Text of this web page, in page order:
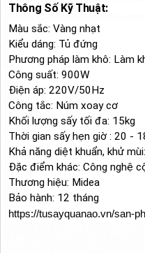
Thông Số Kỹ Thuật:
Màu sắc: Vàng nhạt
Kiểu dáng: Tủ đứng
Phương pháp làm khô: Làm
Công suất: 900W
Điện áp: 220V/50Hz
Công tắc: Núm xoay cơ
Khối lượng sấy tối đa: 15kg
Thời gian sấy hẹn giờ : 20 -
Khả năng diệt khuẩn, khử
Đặc điểm khác: Công nghệ
Thương hiệu: Midea
Bảo hành: 12 tháng
https://tusayquanao.vn/san-